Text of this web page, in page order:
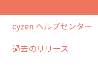
cyzen ヘルプセンター
過去のリリース